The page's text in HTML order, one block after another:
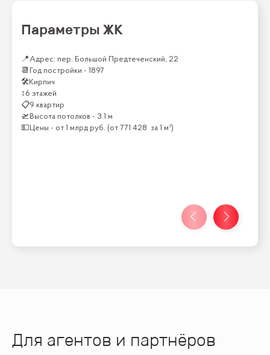
Параметры ЖК
📍 Адрес: пер. Большой Предтеченский, 22
📆 Год постройки - 1897
🛠Кирпич
↕ 6 этажей
📋9 квартир
🛫 Высота потолков - 3.1 м
💵
Цены - от 1 млрд руб. (от 771 428 за 1 м²)
Для агентов и партнёров